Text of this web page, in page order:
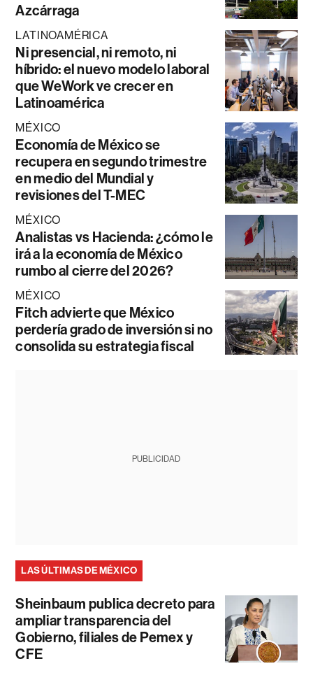
Azcárraga
LATINOAMÉRICA
Ni presencial, ni remoto, ni
híbrido: el nuevo modelo laboral
que WeWork ve crecer en
Latinoamérica
MÉXICO
Economía de México se
recupera en segundo trimestre
en medio del Mundial y
revisiones del T-MEC
MÉXICO
Analistas vs Hacienda: ¿cómo le
irá a la economía de México
rumbo al cierre del 2026?
MÉXICO
Fitch advierte que México
perdería grado de inversión si no
consolida su estrategia fiscal
PUBLICIDAD
LAS ÚLTIMAS DE MÉXICO
Sheinbaum publica decreto para
ampliar transparencia del
Gobierno, filiales de Pemex y
CFE